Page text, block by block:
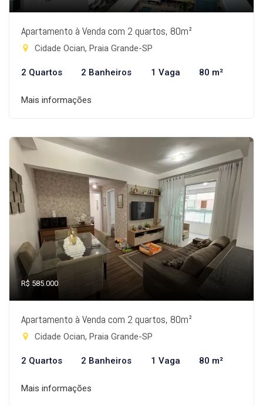
Apartamento à Venda com 2 quartos, 80m²
Cidade Ocian, Praia Grande-SP
2 Quartos 2 Banheiros 1 Vaga 80 m²
Mais informações
R$ 585.000
Apartamento à Venda com 2 quartos, 80m²
Cidade Ocian, Praia Grande-SP
2 Quartos 2 Banheiros 1 Vaga 80 m²
Mais informações